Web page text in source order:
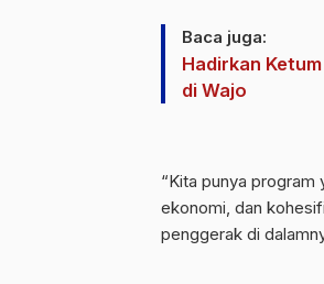
Baca juga:
Hadirkan
di Wajo
“Kita punya program
ekonomi, dan
penggerak di